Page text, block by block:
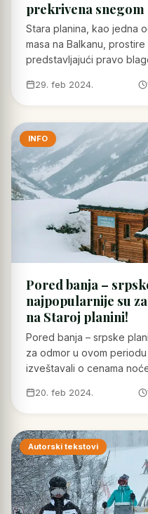
prekrivena snegom
Stara planina, kao jedna
masa na Balkanu,
predstavljajući pravo
29. feb 2024.
INFO
Pored banja –
najpopularnije su
na Staroj planini!
Pored banja – srpske
za odmor u ovom
izveštavali o cenama
20. feb 2024.
Autorski tekstovi